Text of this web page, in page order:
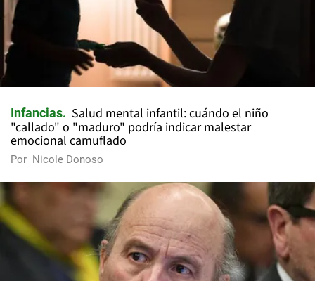
Infancias
Salud mental infantil: cuándo el niño
"callado" o "maduro" podría indicar malestar
emocional camuflado
Por Nicole Donoso